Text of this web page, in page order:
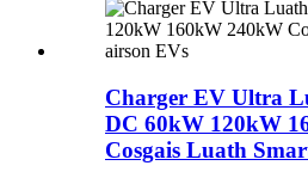
Charger EV Ultra
DC 60kW 120kW
Cosgais Luath